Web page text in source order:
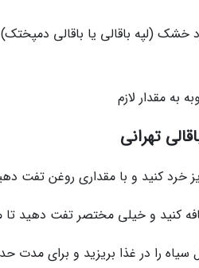
خشک (لپه باقالی یا باقالی دمپختک)
به مقدار لازم
تهرانی